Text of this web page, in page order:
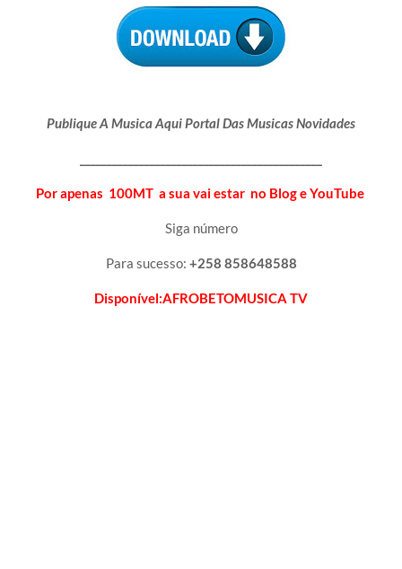
Publique A Musica Aqui Portal Das Musicas Novidades
Por apenas 100MT a sua vai estar no Blog e YouTube
Siga número
Para sucesso: +258 858648588
Disponível:AFROBETOMUSICA TV